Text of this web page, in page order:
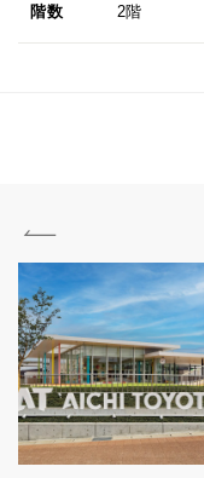
階数 2階